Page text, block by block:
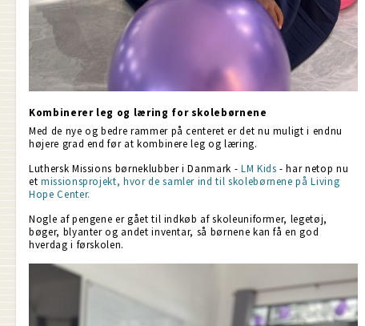
Kombinerer leg og læring for skolebørnene
Med de nye og bedre rammer på centeret er det nu muligt i endnu
højere grad end før at kombinere leg og læring.
Luthersk Missions børneklubber i Danmark - LM Kids - har netop nu
et missionsprojekt, hvor de samler ind til skolebørnene på Living
Hope Center.
Nogle af pengene er gået til indkøb af skoleuniformer, legetøj,
bøger, blyanter og andet inventar, så børnene kan få en god
hverdag i førskolen.